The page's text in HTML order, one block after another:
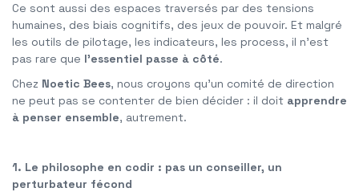
Ce sont aussi des espaces traversés par des tensions
humaines, des biais cognitifs, des jeux de pouvoir. Et malgré
les outils de pilotage, les indicateurs, les process, il n’est
pas rare que l’essentiel passe à côté.
Chez Noetic Bees, nous croyons qu’un comité de direction
ne peut pas se contenter de bien décider : il doit apprendre
à penser ensemble, autrement.
1. Le philosophe en codir : pas un conseiller, un
perturbateur fécond